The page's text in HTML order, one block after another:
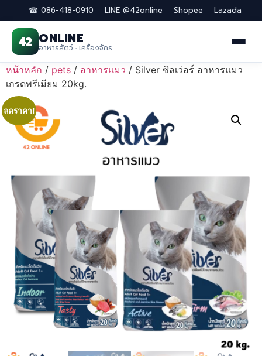
☎ 086-418-0910 LINE @42online Shopee Lazada
42 ONLINE
อาหารสัตว์ · เครื่องจักร
Skip
to
content
หน้าหลัก / pets / อาหารแมว / Silver ซิลเว่อร์ อาหารแมว
เกรดพรีเมียม 20kg.
ลดราคา!